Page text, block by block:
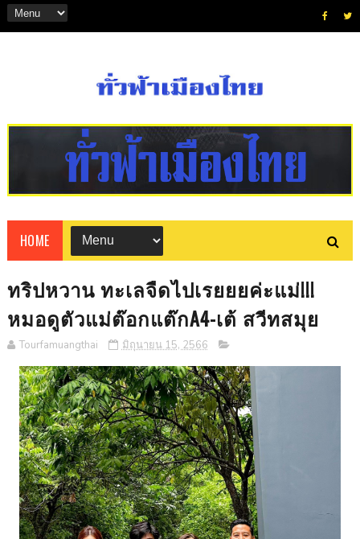
HOME
ทริปหวาน ทะเลจืดไปเรยยยค่ะแม่!!!
หมอดูตัวแม่ต๊อกแต๊กA4-เต้ สวีทสมุย
Tourfamuangthai มิถุนายน 15, 2566